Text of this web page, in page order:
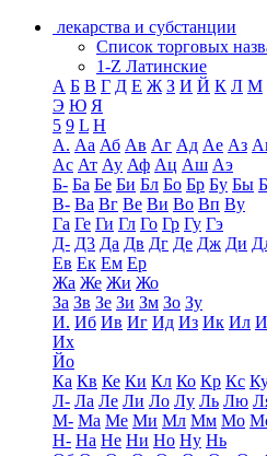
лекарства и субстанции
Список торговых
1-Z Латинские
А Б В Г Д Е Ж З И Й К Л М
Э Ю Я
5 9 L H
А. Аа Аб Ав Аг Ад Ае Аз
Ас Ат Ау Аф Ац Аш Аэ
Б- Ба Бе Би Бл Бо Бр Бу Бы
В- Ва Вг Ве Ви Во Вп Ву
Га Ге Ги Гл Го Гр Гу Гэ
Д- Д3 Да Дв Дг Де Дж Ди
Ев Ек Ем Ер
Жа Же Жи Жо
За Зв Зе Зи Зм Зо Зу
И. Иб Ив Иг Ид Из Ик Ил
Их
Йо
Ка Кв Ке Ки Кл Ко Кр Кс
Л- Ла Ле Ли Ло Лу Ль Лю
М- Ма Ме Ми Мл Мм Мо
Н- На Не Ни Но Ну Нь